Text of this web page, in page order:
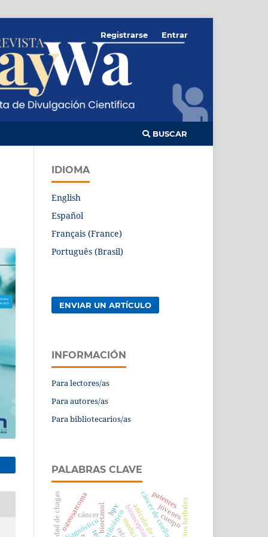
BUSCAR
Registrarse Entrar
IDIOMA
English
Español
Français (France)
Português (Brasil)
ENVIAR UN ARTÍCULO
INFORMACIÓN
Para lectores/as
Para autores/as
Para bibliotecarios/as
PALABRAS CLAVE
antibiótico
bioetanol
cáncer
diagnóstico
hpv bioreceptor jóvenes
osteosarcoma cuerpo
patentes